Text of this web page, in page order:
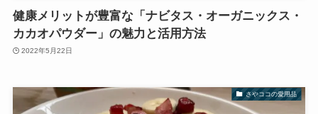
健康メリットが豊富な「ナビタス・オーガニックス・
カカオパウダー」の魅力と活用方法
2022年5月22日
さやココの愛用品